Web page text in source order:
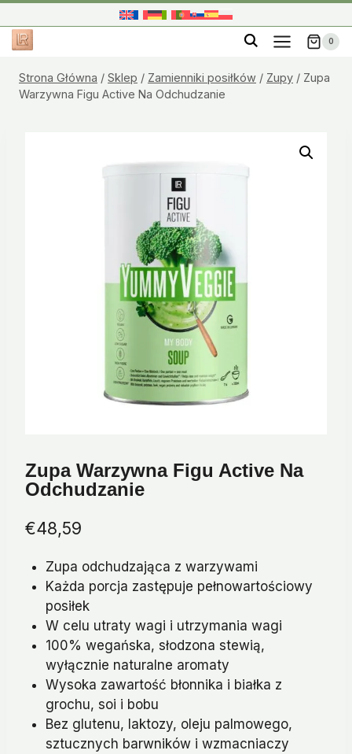
do
treści
0
Strona Główna / Sklep / Zamienniki posiłków / Zupy / Zupa
Warzywna Figu Active Na Odchudzanie
Zupa Warzywna Figu Active Na
Odchudzanie
€48,59
Zupa odchudzająca z warzywami
Każda porcja zastępuje pełnowartościowy
posiłek
W celu utraty wagi i utrzymania wagi
100% wegańska, słodzona stewią,
wyłącznie naturalne aromaty
Wysoka zawartość błonnika i białka z
grochu, soi i bobu
Bez glutenu, laktozy, oleju palmowego,
sztucznych barwników i wzmacniaczy